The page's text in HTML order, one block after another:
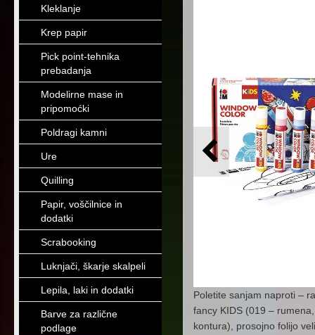
Kleklanje
Krep papir
Pick point-tehnika
prebadanja
Modelirne mase in
pripomoćki
Poldragi kamni
Ure
Quilling
Papir, voščilnice in
dodatki
Scrabooking
Luknjači, škarje skalpeli
Lepila, laki in dodatki
Barve za različne
podlage
Poletite sanjam naproti –
fancy KIDS (019 –
kontura), prosojno folijo